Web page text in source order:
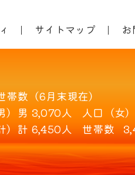
サイトマップ
帯数（6月末現在）
男 3,070人 人口（女）
計 6,450人 世帯数